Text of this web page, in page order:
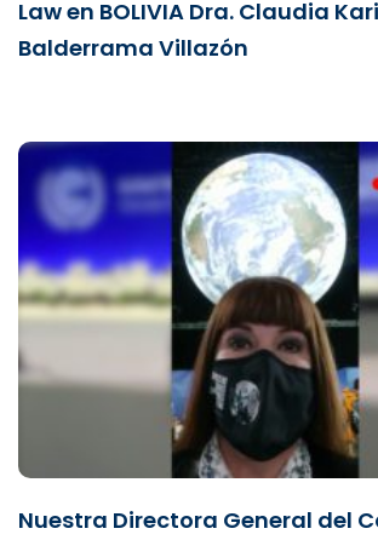
Law en BOLIVIA Dra. Claudia
Balderrama Villazón
Nuestra Directora General del